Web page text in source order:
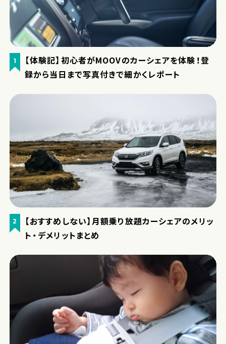
1
【体験記】初心者がMOOVのカーシェアを体験！登
録から当日まで写真付きで細かくレポート
2
【おすすめしない】月額乗り放題カーシェアのメリッ
ト・デメリットまとめ